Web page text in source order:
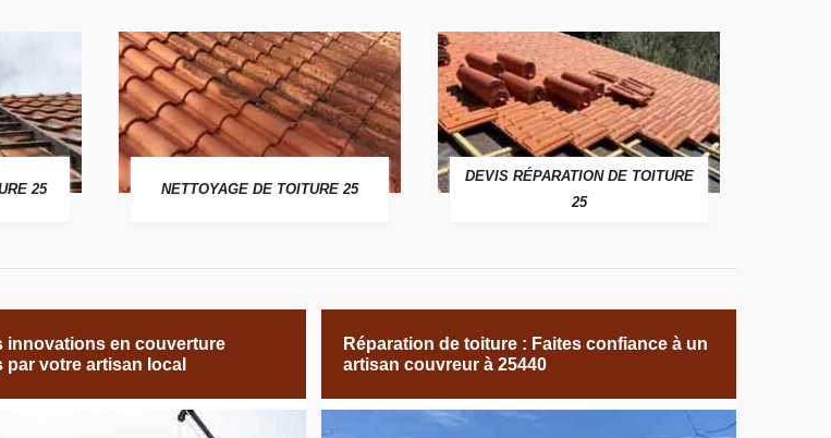
25 NETTOYAGE DE TOITURE 25
DEVIS RÉPARATION DE TOITURE
25
innovations en couverture
par votre artisan local
Réparation de toiture : Faites confiance à un
artisan couvreur à 25440